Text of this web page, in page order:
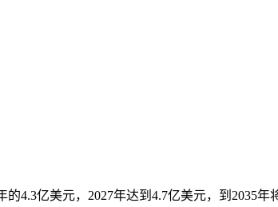
4.3亿美元，2027年达到4.7亿美元，到2035